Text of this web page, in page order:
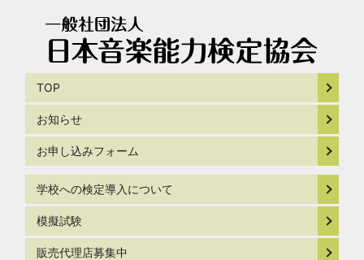
TOP
お知らせ
お申し込みフォーム
学校への検定導入について
模擬試験
販売代理店募集中